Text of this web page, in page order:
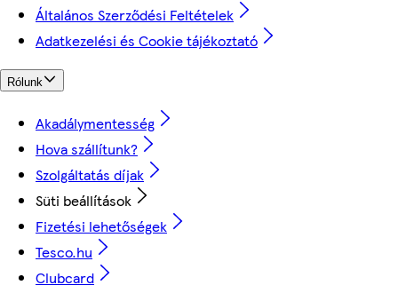
Általános Szerződési Feltételek
Adatkezelési és Cookie tájékoztató
Rólunk
Akadálymentesség
Hova szállítunk?
Szolgáltatás díjak
Süti beállítások
Fizetési lehetőségek
Tesco.hu
Clubcard